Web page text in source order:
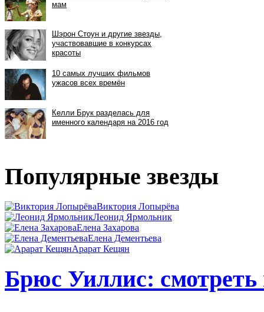
Популярные звезды
Виктория Лопырёва
Леонид Ярмольник
Елена Захарова
Елена Дементьева
Арарат Кещян
Брюс Уиллис: смотреть